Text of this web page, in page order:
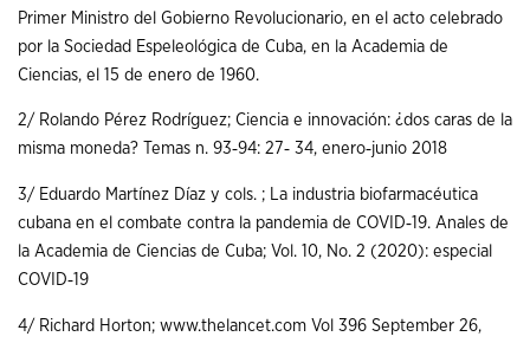
Primer Ministro del Gobierno Revolucionario, en el acto celebrado
por la Sociedad Espeleológica de Cuba, en la Academia de
Ciencias, el 15 de enero de 1960.
2/ Rolando Pérez Rodríguez; Ciencia e innovación: ¿dos caras de la
misma moneda? Temas n. 93‐94: 27‐ 34, enero‐junio 2018
3/ Eduardo Martínez Díaz y cols. ; La industria biofarmacéutica
cubana en el combate contra la pandemia de COVID‐19. Anales de
la Academia de Ciencias de Cuba; Vol. 10, No. 2 (2020): especial
COVID‐19
4/ Richard Horton; www.thelancet.com Vol 396 September 26,